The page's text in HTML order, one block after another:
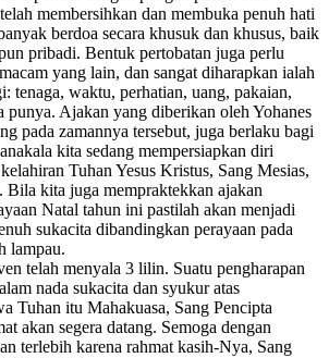
membersihkan dan membuka penuh hati
berdoa secara khusuk dan khusus, baik
pribadi. Bentuk pertobatan juga perlu
yang lain, dan sangat diharapkan ialah
tenaga, waktu, perhatian, uang, pakaian,
punya. Ajakan yang diberikan oleh Yohanes
pada zamannya tersebut, juga berlaku bagi
kita sedang mempersiapkan diri
Tuhan Yesus Kristus, Sang Mesias,
Bila kita juga mempraktekkan ajakan
Natal tahun ini pastilah akan menjadi
sukacita dibandingkan perayaan pada
lampau.
telah menyala 3 lilin. Suatu pengharapan
nada sukacita dan syukur atas
Tuhan itu Mahakuasa, Sang Pencipta
akan segera datang. Semoga dengan
terlebih karena rahmat kasih-Nya, Sang